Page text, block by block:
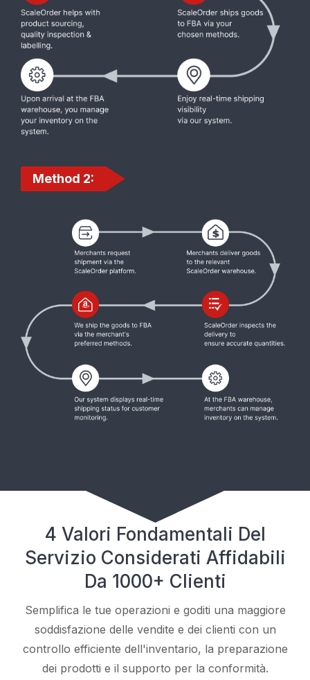
Method 2:
4 Valori Fondamentali Del
Servizio Considerati Affidabili
Da 1000+ Clienti
Semplifica le tue operazioni e goditi una maggiore
soddisfazione delle vendite e dei clienti con un
controllo efficiente dell'inventario, la preparazione
dei prodotti e il supporto per la conformità.